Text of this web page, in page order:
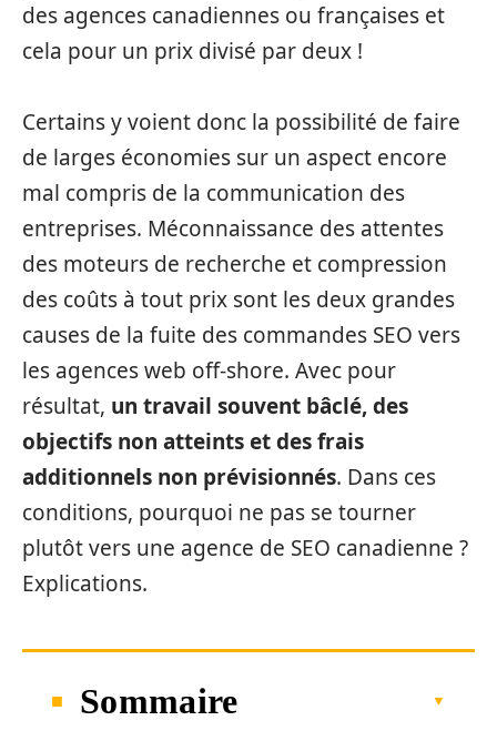
des agences canadiennes ou françaises et
cela pour un prix divisé par deux !
Certains y voient donc la possibilité de faire
de larges économies sur un aspect encore
mal compris de la communication des
entreprises. Méconnaissance des attentes
des moteurs de recherche et compression
des coûts à tout prix sont les deux grandes
causes de la fuite des commandes SEO vers
les agences web off-shore. Avec pour
résultat, un travail souvent bâclé, des
objectifs non atteints et des frais
additionnels non prévisionnés. Dans ces
conditions, pourquoi ne pas se tourner
plutôt vers une agence de SEO canadienne ?
Explications.
Sommaire